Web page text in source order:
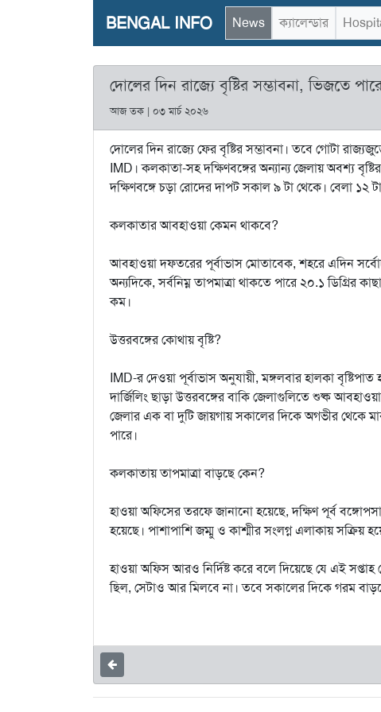
BENGAL INFO News ক্যালেন্ডার
দোলের দিন রাজ্যে বৃষ্টির সম্ভাবনা, ভিজতে
আজ তক | ০৩ মার্চ ২০২৬
দোলের দিন রাজ্যে ফের বৃষ্টির সম্ভাবনা। তবে গোটা
IMD। কলকাতা-সহ দক্ষিণবঙ্গের অন্যান্য জেলায় অবশ্য
দক্ষিণবঙ্গে চড়া রোদের দাপট সকাল ৯ টা থেকে। বেলা
কলকাতার আবহাওয়া কেমন থাকবে?
আবহাওয়া দফতরের পূর্বাভাস মোতাবেক, শহরে এদিন
অন্যদিকে, সর্বনিম্ন তাপমাত্রা থাকতে পারে ২০.১ ডিগ্রির
কম।
উত্তরবঙ্গের কোথায় বৃষ্টি?
IMD-র দেওয়া পূর্বাভাস অনুযায়ী, মঙ্গলবার হালকা
দার্জিলিং ছাড়া উত্তরবঙ্গের বাকি জেলাগুলিতে শুষ্ক
জেলার এক বা দুটি জায়গায় সকালের দিকে অগভীর থেকে
পারে।
কলকাতায় তাপমাত্রা বাড়ছে কেন?
হাওয়া অফিসের তরফে জানানো হয়েছে, দক্ষিণ পূর্ব
হয়েছে। পাশাপাশি জম্মু ও কাশ্মীর সংলগ্ন এলাকায় সক্রিয়
হাওয়া অফিস আরও নির্দিষ্ট করে বলে দিয়েছে যে এই
ছিল, সেটাও আর মিলবে না। তবে সকালের দিকে গরম